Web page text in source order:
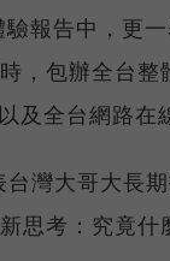
報告中，更
，包辦全台
全台網路在
灣大哥大長
思考：究竟什